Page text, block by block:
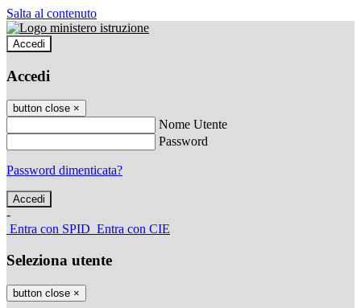
Salta al contenuto
Accedi
Accedi
button close ×
Nome Utente
Password
Password dimenticata?
-
Entra con SPID Entra con CIE
Seleziona utente
button close ×